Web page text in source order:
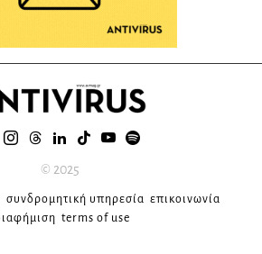
© 2025
συνδρομητική υπηρεσία επικοινωνία
terms of use